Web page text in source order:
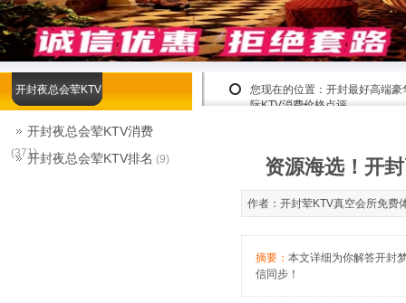
您现在的位置： 开封最好高端豪
际KTV消费价格点评
资源海选！开
作者：开封荤KTV真空会所免
摘要： 本文详细为你解答开封
信同步！
开封夜总会荤KTV
开封夜总会荤KTV消费
(371)开封夜总会荤KTV排名 (9)